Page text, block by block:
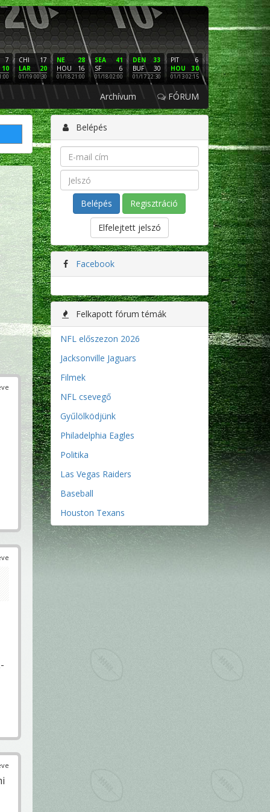
7
10
17
CHI
20
LAR
01/19 00:30
28
NE
16
HOU
01/18 21:00
41
SEA
6
SF
01/18 02:00
33
DEN
30
BUF
01/17 22:30
6
PIT
30
HOU
01/13 02:15
16
NE
3
LAC
01/12 02:00
PHI
SF
01/11
Archívum FÓRUM
Belépés
Regisztráció
Elfelejtett jelszó
Facebook
Felkapott fórum témák
NFL előszezon 2026
Jacksonville Jaguars
Filmek
NFL csevegő
Gyűlölködjünk
Philadelphia Eagles
Politika
Las Vegas Raiders
Baseball
Houston Texans